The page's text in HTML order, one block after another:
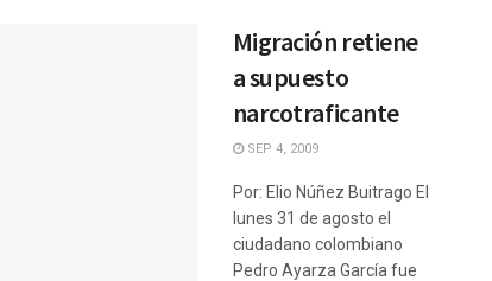
Migración retiene
a supuesto
narcotraficante
SEP 4, 2009
Por: Elio Núñez Buitrago El
lunes 31 de agosto el
ciudadano colombiano
Pedro Ayarza García fue